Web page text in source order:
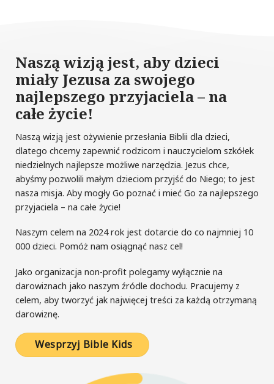
Naszą wizją jest, aby dzieci
miały Jezusa za swojego
najlepszego przyjaciela – na
całe życie!
Naszą wizją jest ożywienie przesłania Biblii dla dzieci,
dlatego chcemy zapewnić rodzicom i nauczycielom szkółek
niedzielnych najlepsze możliwe narzędzia. Jezus chce,
abyśmy pozwolili małym dzieciom przyjść do Niego; to jest
nasza misja. Aby mogły Go poznać i mieć Go za najlepszego
przyjaciela – na całe życie!
Naszym celem na 2024 rok jest dotarcie do co najmniej 10
000 dzieci. Pomóż nam osiągnąć nasz cel!
Jako organizacja non-profit polegamy wyłącznie na
darowiznach jako naszym źródle dochodu. Pracujemy z
celem, aby tworzyć jak najwięcej treści za każdą otrzymaną
darowiznę.
Wesprzyj Bible Kids